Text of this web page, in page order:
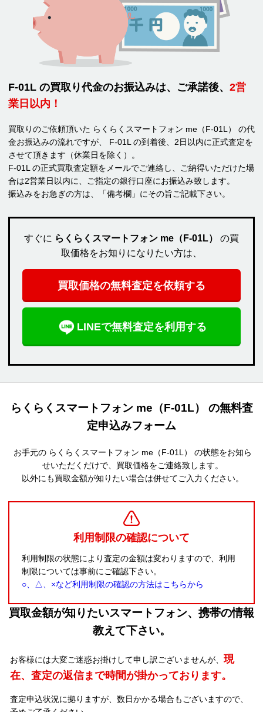
F-01L の買取り代金のお振込みは、ご承諾後、 2営
業日以内！
買取りのご依頼頂いた らくらくスマートフォン me（F-01L） の代
金お振込みの流れですが、 F-01L の到着後、2日以内に正式査定を
させて頂きます（休業日を除く）。
F-01L の正式買取査定額をメールでご連絡し、ご納得いただけた場
合は2営業日以内に、ご指定の銀行口座にお振込み致します。
振込みをお急ぎの方は、「備考欄」にその旨ご記載下さい。
すぐに らくらくスマートフォン me（F-01L） の買
取価格をお知りになりたい方は、
買取価格の無料査定を依頼する
LINEで無料査定を利用する
らくらくスマートフォン me（F-01L） の無料査
定申込みフォーム
お手元の らくらくスマートフォン me（F-01L） の状態をお知ら
せいただくだけで、買取価格をご連絡致します。
以外にも買取金額が知りたい場合は併せてご入力ください。
利用制限の確認について
利用制限の状態により査定の金額は変わりますので、利用
制限については事前にご確認下さい。
○、△、×など利用制限の確認の方法はこちらから
買取金額が知りたいスマートフォン、携帯の情報
教えて下さい。
お客様には大変ご迷惑お掛けして申し訳ございませんが、 現
在、査定の返信まで時間が掛かっております。
査定申込状況に拠りますが、数日かかる場合もございますので、